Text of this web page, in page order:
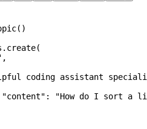
,
coding assistant
"content" :
"How do I sort a